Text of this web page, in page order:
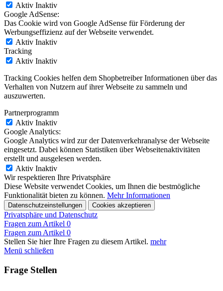
Aktiv Inaktiv
Google AdSense:
Das Cookie wird von Google AdSense für Förderung der
Werbungseffizienz auf der Webseite verwendet.
Aktiv Inaktiv
Tracking
Aktiv Inaktiv
Tracking Cookies helfen dem Shopbetreiber Informationen über das
Verhalten von Nutzern auf ihrer Webseite zu sammeln und
auszuwerten.
Partnerprogramm
Aktiv Inaktiv
Google Analytics:
Google Analytics wird zur der Datenverkehranalyse der Webseite
eingesetzt. Dabei können Statistiken über Webseitenaktivitäten
erstellt und ausgelesen werden.
Aktiv Inaktiv
Wir respektieren Ihre Privatsphäre
Diese Website verwendet Cookies, um Ihnen die bestmögliche
Funktionalität bieten zu können. Mehr Informationen
Datenschutzeinstellungen Cookies akzeptieren
Privatsphäre und Datenschutz
Fragen zum Artikel 0
Fragen zum Artikel 0
Stellen Sie hier Ihre Fragen zu diesem Artikel. mehr
Menü schließen
Frage Stellen